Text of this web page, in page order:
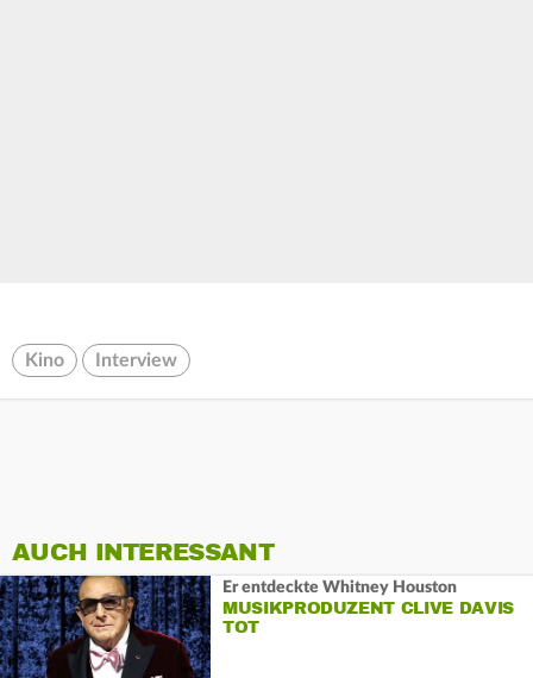
Kino Interview
AUCH INTERESSANT
Er entdeckte Whitney Houston
MUSIKPRODUZENT CLIVE DAVIS
TOT